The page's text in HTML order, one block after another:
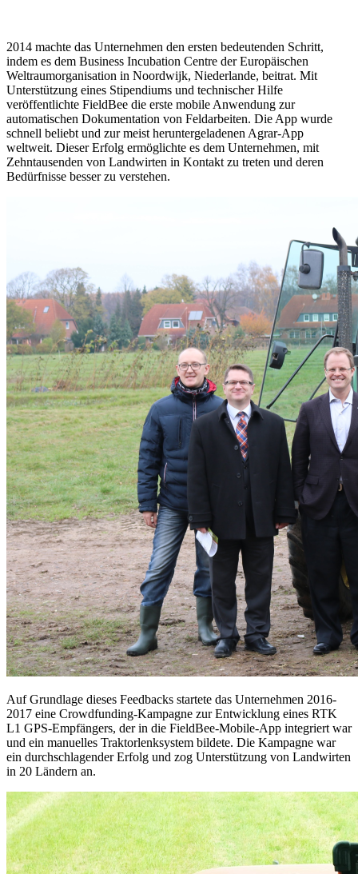
2014 machte das Unternehmen den ersten bedeutenden Schritt,
indem es dem Business Incubation Centre der Europäischen
Weltraumorganisation in Noordwijk, Niederlande, beitrat. Mit
Unterstützung eines Stipendiums und technischer Hilfe
veröffentlichte FieldBee die erste mobile Anwendung zur
automatischen Dokumentation von Feldarbeiten. Die App wurde
schnell beliebt und zur meist heruntergeladenen Agrar-App
weltweit. Dieser Erfolg ermöglichte es dem Unternehmen, mit
Zehntausenden von Landwirten in Kontakt zu treten und deren
Bedürfnisse besser zu verstehen.
Auf Grundlage dieses Feedbacks startete das Unternehmen 2016-
2017 eine Crowdfunding-Kampagne zur Entwicklung eines RTK
L1 GPS-Empfängers, der in die FieldBee-Mobile-App integriert war
und ein manuelles Traktorlenksystem bildete. Die Kampagne war
ein durchschlagender Erfolg und zog Unterstützung von Landwirten
in 20 Ländern an.